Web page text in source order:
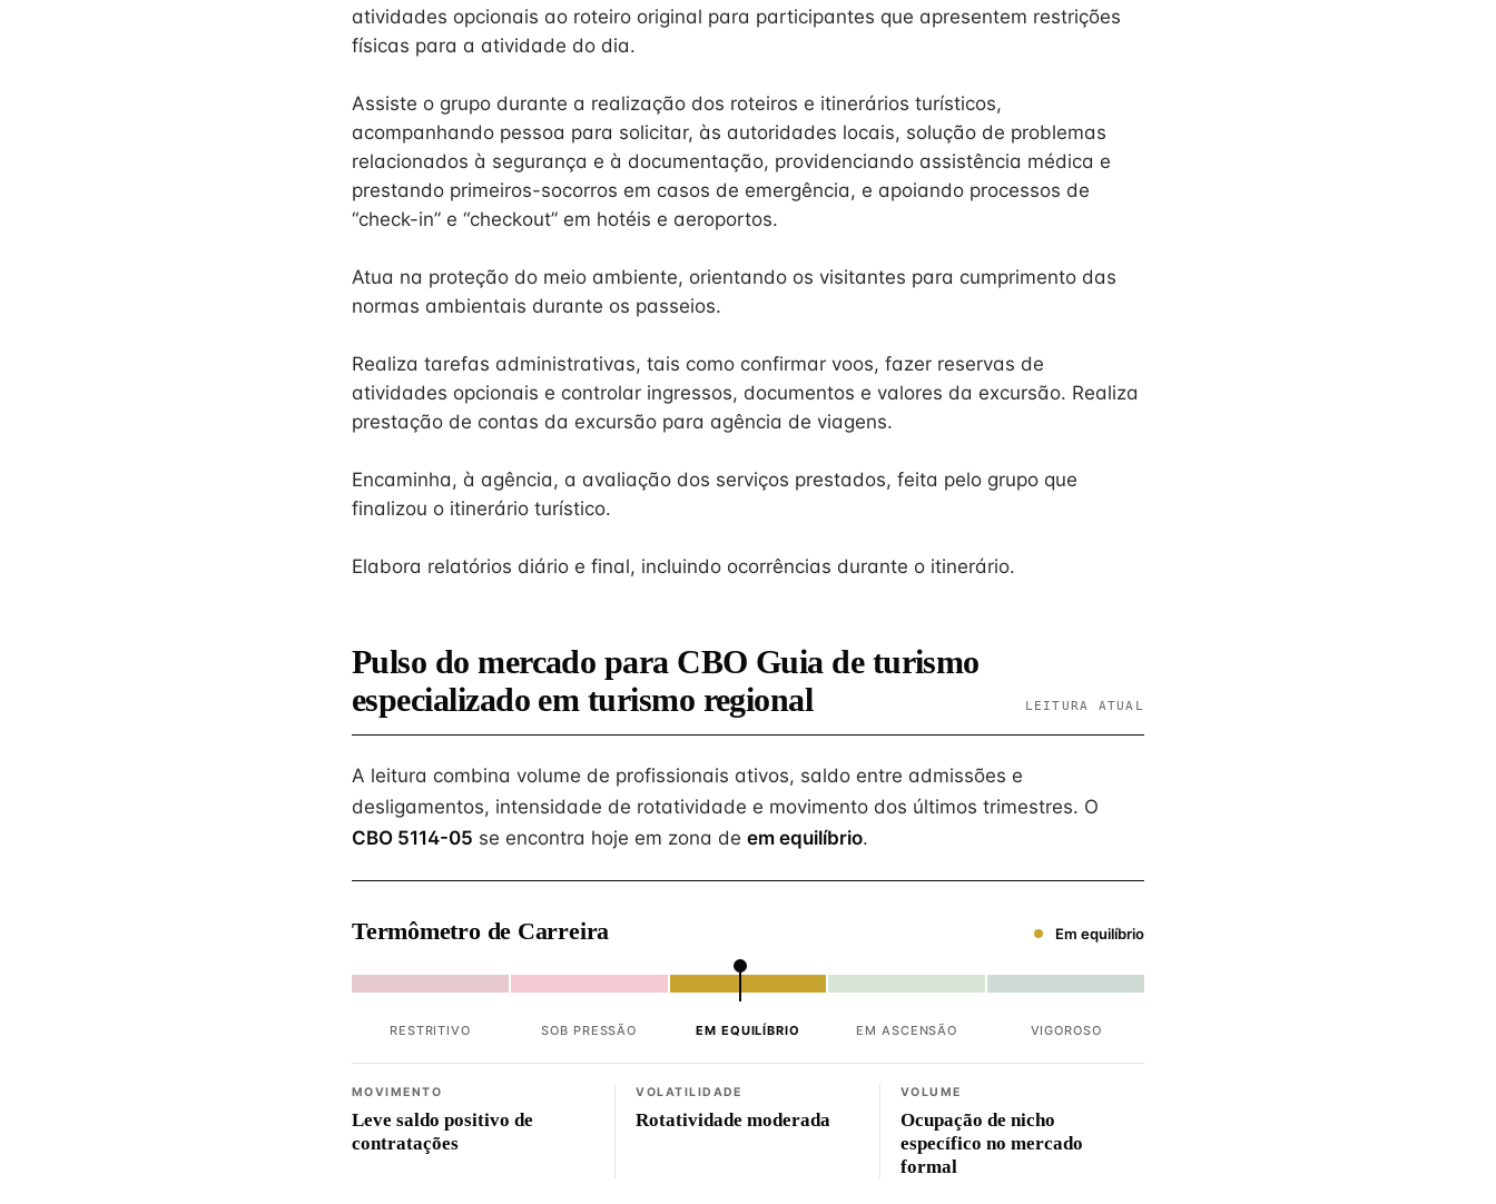
atividades opcionais ao roteiro original para participantes que apresentem restrições
físicas para a atividade do dia.
Assiste o grupo durante a realização dos roteiros e itinerários turísticos,
acompanhando pessoa para solicitar, às autoridades locais, solução de problemas
relacionados à segurança e à documentação, providenciando assistência médica e
prestando primeiros-socorros em casos de emergência, e apoiando processos de
“check-in” e “checkout” em hotéis e aeroportos.
Atua na proteção do meio ambiente, orientando os visitantes para cumprimento das
normas ambientais durante os passeios.
Realiza tarefas administrativas, tais como confirmar voos, fazer reservas de
atividades opcionais e controlar ingressos, documentos e valores da excursão. Realiza
prestação de contas da excursão para agência de viagens.
Encaminha, à agência, a avaliação dos serviços prestados, feita pelo grupo que
finalizou o itinerário turístico.
Elabora relatórios diário e final, incluindo ocorrências durante o itinerário.
Pulso do mercado para CBO Guia de turismo
especializado em turismo regional
LEITURA ATUAL
A leitura combina volume de profissionais ativos, saldo entre admissões e
desligamentos, intensidade de rotatividade e movimento dos últimos trimestres. O
CBO 5114-05 se encontra hoje em zona de em equilíbrio.
Termômetro de Carreira Em equilíbrio
RESTRITIVO SOB PRESSÃO EM EQUILÍBRIO EM ASCENSÃO VIGOROSO
MOVIMENTO
Leve saldo positivo de
contratações
VOLATILIDADE
Rotatividade moderada
VOLUME
Ocupação de nicho
específico no mercado
formal